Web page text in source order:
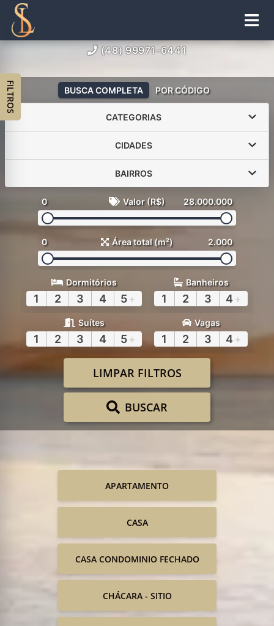
(48) 99971-6441
BUSCA COMPLETA POR CÓDIGO
CATEGORIAS
CIDADES
BAIRROS
0 Valor (R$) 28.000.000
0 Área total (m²) 2.000
Dormitórios
1 2 3 4 5+
Banheiros
1 2 3 4 +
Suítes
1 2 3 4 5+
Vagas
1 2 3 4 +
LIMPAR FILTROS
BUSCAR
APARTAMENTO
CASA
CASA CONDOMINIO FECHADO
CHÁCARA - SITIO
FILTROS